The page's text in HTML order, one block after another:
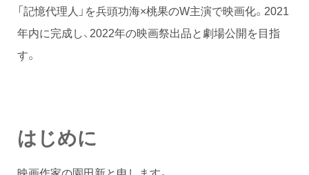
「記憶代理人」を兵頭功海×桃果のW主演で映画化。2021
年内に完成し、2022年の映画祭出品と劇場公開を目指
す。
はじめに